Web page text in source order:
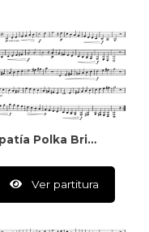
Simpatía Polka Brillante
Ver partitura